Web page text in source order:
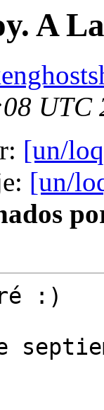
A
UTC
[un/
[un/
:)